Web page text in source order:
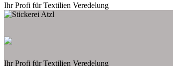
Ihr Profi für Textilien Veredelung
Ihr Profi für Textilien Veredelung